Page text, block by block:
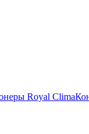
Royal Clima